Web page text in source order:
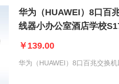
华为（HUAWEI）8口百
线器小办公室酒店学校
￥139.00
华为（HUAWEI）8口百兆交换